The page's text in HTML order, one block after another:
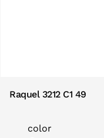
Raquel 3212 C1 49
color